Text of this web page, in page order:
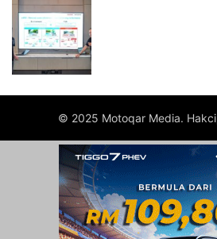
© 2025 Motoqar Media.